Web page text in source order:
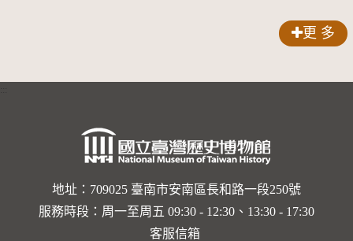
的依戀—
勒大地之
歌]【對
世界與生
命的依戀
更 多
地址：709025 臺南市安南區長和路一段250號
服務時段：周一至周五 09:30 - 12:30、13:30 - 17:30
客服信箱